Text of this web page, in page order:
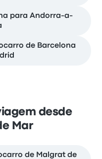
para Andorra-a-
de Barcelona
desde
Mar
de Malgrat de